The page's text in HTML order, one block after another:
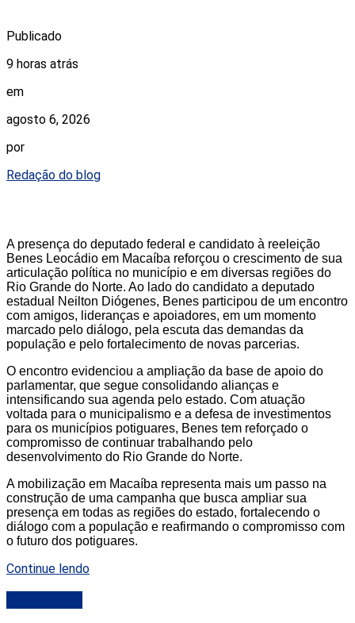
Publicado
9 horas atrás
em
agosto 6, 2026
por
Redação do blog
A presença do deputado federal e candidato à reeleição
Benes Leocádio em Macaíba reforçou o crescimento de sua
articulação política no município e em diversas regiões do
Rio Grande do Norte. Ao lado do candidato a deputado
estadual Neilton Diógenes, Benes participou de um encontro
com amigos, lideranças e apoiadores, em um momento
marcado pelo diálogo, pela escuta das demandas da
população e pelo fortalecimento de novas parcerias.
O encontro evidenciou a ampliação da base de apoio do
parlamentar, que segue consolidando alianças e
intensificando sua agenda pelo estado. Com atuação
voltada para o municipalismo e a defesa de investimentos
para os municípios potiguares, Benes tem reforçado o
compromisso de continuar trabalhando pelo
desenvolvimento do Rio Grande do Norte.
A mobilização em Macaíba representa mais um passo na
construção de uma campanha que busca ampliar sua
presença em todas as regiões do estado, fortalecendo o
diálogo com a população e reafirmando o compromisso com
o futuro dos potiguares.
Continue lendo